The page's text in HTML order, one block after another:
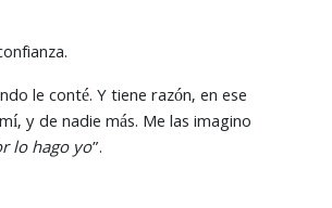
le conté. Y tiene razón, en ese
y de nadie más. Me las imagino
lo hago yo”.